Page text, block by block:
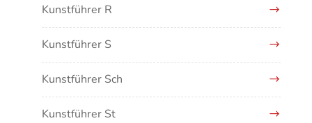
Kunstführer R
Kunstführer S
Kunstführer Sch
Kunstführer St